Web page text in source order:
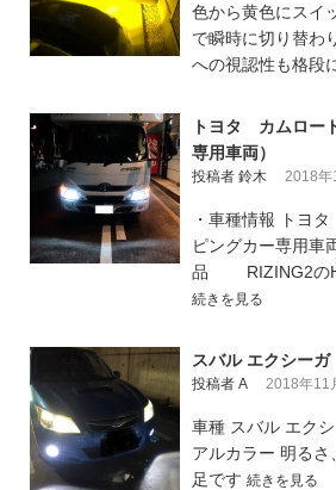
色から黄色にス
で瞬時に切り替わ
への視認性も格段
トヨタ カムロー
専用車両）
投稿者 鈴木 2018年
・車種情報 トヨ
ピングカー専用車
品 RIZING2の
続きを見る
スバル エクシーガ
投稿者 A 2018年11
車種 スバル エク
アルカラー 明る
足です 続きを見る